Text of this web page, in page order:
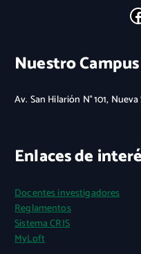
Facebook
Nuestro Campus
Av. San Hilarión N° 101,
Enlaces de
Docentes investigadores
Reglamentos
Sistema CRIS
MyLoft